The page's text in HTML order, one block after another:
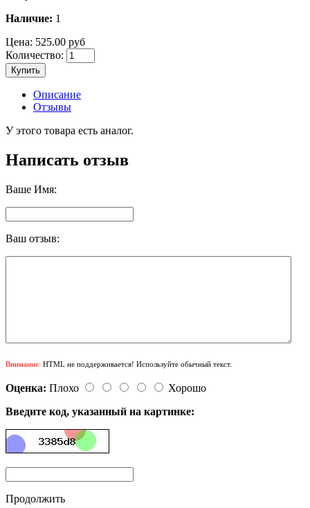
Наличие: 1
Цена: 525.00 руб
Количество:
Купить
Описание
Отзывы
У этого товара есть аналог.
Написать отзыв
Ваше Имя:
Ваш отзыв:
Внимание: HTML не поддерживается! Используйте обычный текст.
Оценка: Плохо
Хорошо
Введите код, указанный на картинке:
Продолжить